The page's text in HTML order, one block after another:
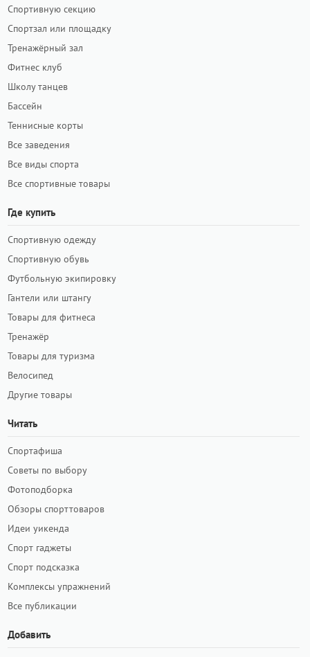
Спортивную секцию
Спортзал или площадку
Тренажёрный зал
Фитнес клуб
Школу танцев
Бассейн
Теннисные корты
Все заведения
Все виды спорта
Все спортивные товары
Где купить
Спортивную одежду
Спортивную обувь
Футбольную экипировку
Гантели или штангу
Товары для фитнеса
Тренажёр
Товары для туризма
Велосипед
Другие товары
Читать
Спортафиша
Советы по выбору
Фотоподборка
Обзоры спорттоваров
Идеи уикенда
Спорт гаджеты
Спорт подсказка
Комплексы упражнений
Все публикации
Добавить